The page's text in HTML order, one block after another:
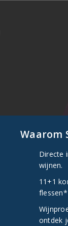
Waarom
Directe
wijnen.
11+1
flessen*
ontdek